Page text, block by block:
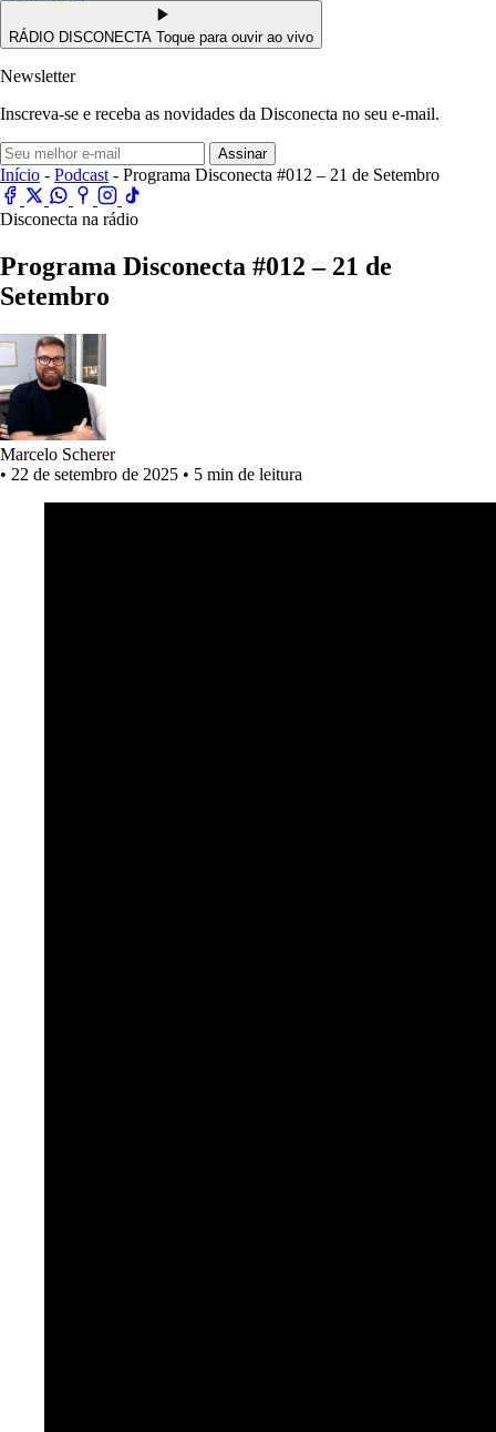
RÁDIO DISCONECTA Toque para ouvir ao vivo
Newsletter
Inscreva-se e receba as novidades da Disconecta no seu e-mail.
Assinar
Início - Podcast - Programa Disconecta #012 – 21 de Setembro
Disconecta na rádio
Programa Disconecta #012 – 21 de
Setembro
Marcelo Scherer
• 22 de setembro de 2025 • 5 min de leitura